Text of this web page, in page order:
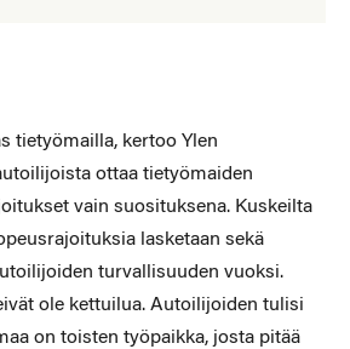
tietyömailla, kertoo Ylen
ottaa tietyömaiden
vain suosituksena. Kuskeilta
lasketaan sekä
turvallisuuden vuoksi.
ole kettuilua. Autoilijoiden tulisi
on toisten työpaikka, josta pitää